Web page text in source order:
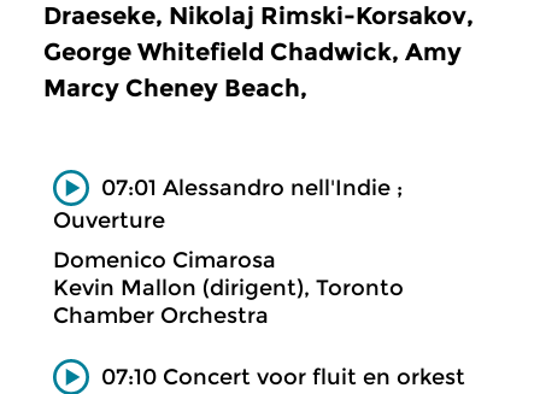
Draeseke, Nikolaj Rimski-Korsakov,
George Whitefield Chadwick, Amy
Marcy Cheney Beach,
07:01 Alessandro nell'Indie ;
Ouverture
Domenico Cimarosa
Kevin Mallon (dirigent), Toronto
Chamber Orchestra
07:10 Concert voor fluit en orkest